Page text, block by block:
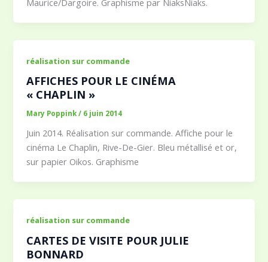
réalisation sur commande
AFFICHES POUR LE CINÉMA
« CHAPLIN »
Mary Poppink/ 6 juin 2014
Juin 2014. Réalisation sur commande. Affiche pour le
cinéma Le Chaplin, Rive-De-Gier. Bleu métallisé et or,
sur papier Oikos. Graphisme
réalisation sur commande
CARTES DE VISITE POUR JULIE
BONNARD